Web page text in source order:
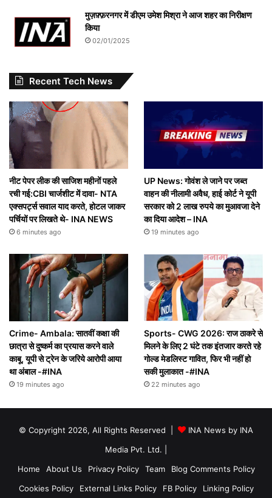
मुज़फ़्फ़रनगर में डीएम उमेश मिश्रा ने आज शहर का निरीक्षण
किया
02/01/2025
Recent Tech News
नीट पेपर लीक की साजिश महीनों पहले
रची गई:CBI चार्जशीट में दावा- NTA
एक्सपर्ट्स सवाल याद करते, होटल जाकर
पर्चियों पर लिखते थे- INA NEWS
6 minutes ago
UP News: गोवंश ले जाने पर जब्त
वाहन की नीलामी अवैध, हाई कोर्ट ने यूपी
सरकार को 2 लाख रुपये का मुआवजा देने
का दिया आदेश – INA
19 minutes ago
Crime- Ambala: सातवीं कक्षा की
छात्रा से दुष्कर्म का प्रयास करने वाले
काबू, यूपी से ट्रेन के जरिये आरोपी आया
था अंबाल -#INA
19 minutes ago
Sports- CWG 2026: राज ठाकरे से
मिलने के लिए 2 घंटे तक इंतजार करते रहे
गोल्ड मेडलिस्ट गावित, फिर भी नहीं हो
सकी मुलाकात -#INA
22 minutes ago
© Copyright 2026, All Rights Reserved |
INA News by INA
Media Pvt. Ltd.
Home
About Us Privacy Policy Team
Blog Comments Policy
Cookies Policy
External Links Policy FB Policy Linking Policy